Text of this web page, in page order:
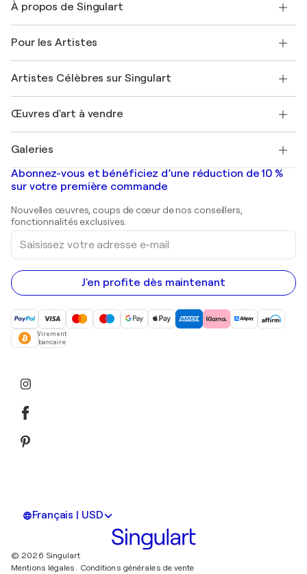
Expédition
Offrir une carte cadeau
Rejoignez notre programme commercial
Mon compte
+33 1 76 44 06 42
À propos de Singulart
FAQ
Magazine Singulart
Emplois
Découvrez une sélection d'art original
Pour les Artistes
Se connecter en tant qu'Artiste
Artistes Célèbres sur Singulart
Marc Chagall
Banksy
Mr. Brainwash
Shepard Fairey
Œuvres d'art à vendre
Tableaux abstraits à vendre
Peintures de paysage
Estampes
Peintures acryliques
Galeries
Galeries d'art en France
Galeries d'art en Belgique
Abonnez-vous et bénéficiez d’une réduction de 10 %
sur votre première commande
Nouvelles œuvres, coups de cœur de nos conseillers,
fonctionnalités exclusives.
Saisissez
votre
adresse
e-
mail
J'en profite dès maintenant
Virement
bancaire
Français | USD
© 2026 Singulart
Mentions légales. Conditions générales de vente